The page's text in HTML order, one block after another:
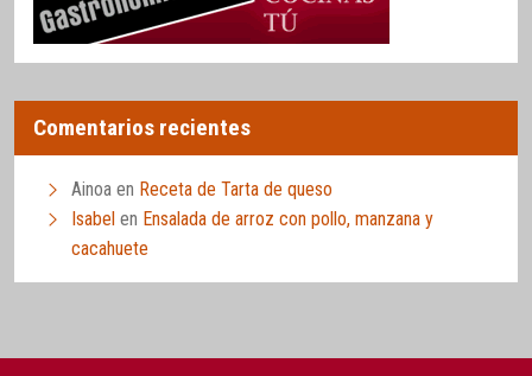
Comentarios recientes
Ainoa en Receta de Tarta de queso
Isabel en Ensalada de arroz con pollo, manzana y
cacahuete